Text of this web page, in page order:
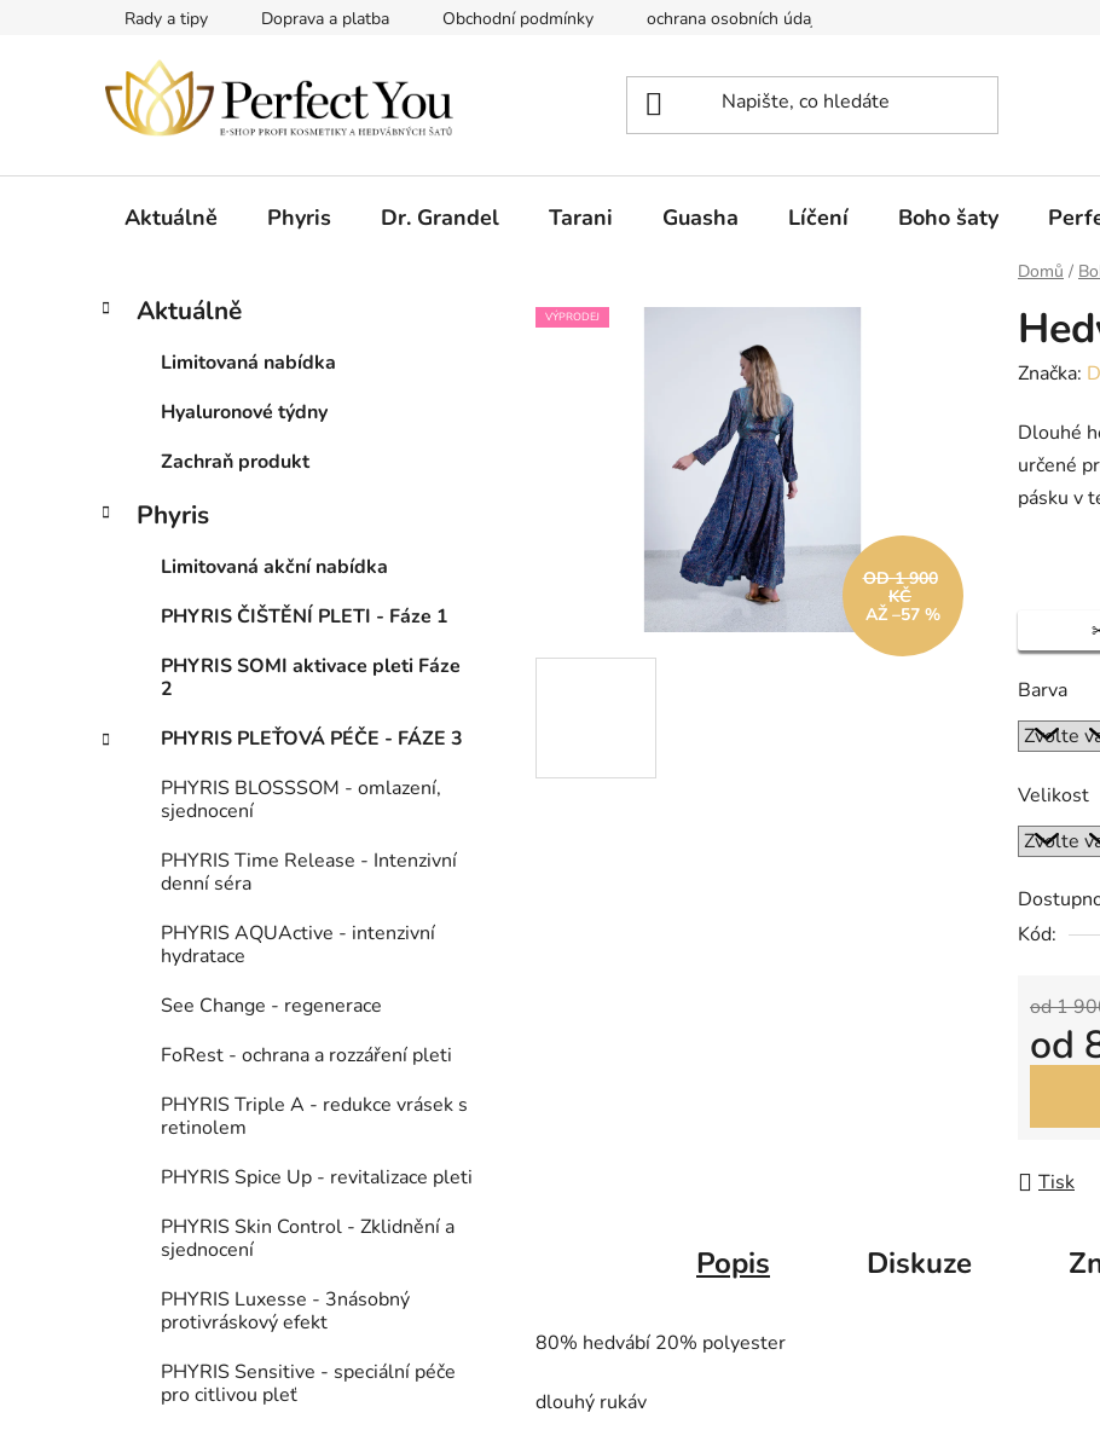
Rady a tipy Doprava a platba Obchodní podmínky ochrana osobních údajů
Aktuálně Phyris Dr. Grandel Tarani Guasha Líčení Boho šaty
Domů /
P
n
Přeskočit
kategorie
K
a
e
Aktuálně
Limitovaná nabídka
Hyaluronové týdny
Zachraň produkt
Phyris
Limitovaná akční nabídka
PHYRIS ČIŠTĚNÍ PLETI - Fáze 1
PHYRIS SOMI aktivace pleti Fáze
2
PHYRIS PLEŤOVÁ PÉČE - FÁZE 3
PHYRIS BLOSSSOM - omlazení,
sjednocení
PHYRIS Time Release - Intenzivní
denní séra
PHYRIS AQUActive - intenzivní
hydratace
See Change - regenerace
FoRest - ochrana a rozzáření pleti
PHYRIS Triple A - redukce vrásek s
retinolem
PHYRIS Spice Up - revitalizace pleti
PHYRIS Skin Control - Zklidnění a
sjednocení
PHYRIS Luxesse - 3násobný
protivráskový efekt
PHYRIS Sensitive - speciální péče
pro citlivou pleť
Značka:
Dlouhé
určené
pásku v
Barva
Velikost
Kód:
od 1
od
Tisk
VÝPRODEJ
OD 1 900
KČ
AŽ –57 %
Popis Diskuze
80% hedvábí 20% polyester
dlouhý rukáv